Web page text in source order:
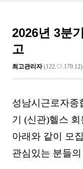
2026년 3분
고
최고관리자(122.♡.179.12)
성남시근로자종
기
(신관)헬스 회
아래와 같이 모
관심있는 분들